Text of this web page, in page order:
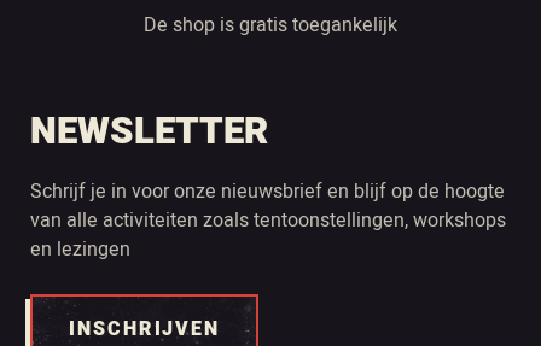
De shop is gratis toegankelijk
NEWSLETTER
Schrijf je in voor onze nieuwsbrief en blijf op de hoogte
van alle activiteiten zoals tentoonstellingen, workshops
en lezingen
INSCHRIJVEN